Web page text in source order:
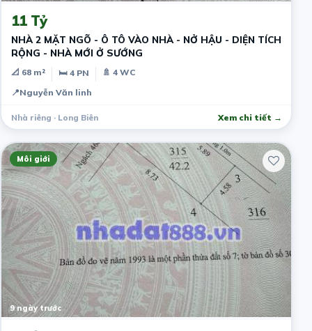
11 Tỷ
NHÀ 2 MẶT NGÕ - Ô TÔ VÀO NHÀ - NỞ HẬU - DIỆN TÍCH
RỘNG - NHÀ MỚI Ở SƯỚNG
📐 68 m² 🛏 4 PN
🚿 4 WC
📍Nguyễn Văn linh
Nhà riêng · Long Biên Xem chi tiết →
Môi giới
9 ngày trước